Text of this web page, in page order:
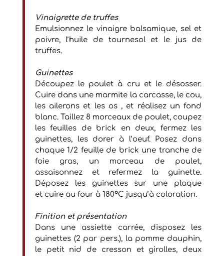
Vinaigrette de truffes
Emulsionnez le vinaigre balsamique, sel et
poivre, l’huile de tournesol et le jus de
truffes.
Guinettes
Découpez le poulet à cru et le désosser.
Cuire dans une marmite la carcasse, le cou,
les ailerons et les os , et réalisez un fond
blanc. Taillez 8 morceaux de poulet, coupez
les feuilles de brick en deux, fermez les
guinettes, les dorer à l’oeuf. Posez dans
chaque 1/2 feuille de brick une tranche de
foie gras, un morceau de poulet,
assaisonnez et refermez la guinette.
Déposez les guinettes sur une plaque
et cuire au four à 180°C jusqu’à coloration.
Finition et présentation
Dans une assiette carrée, disposez les
guinettes (2 par pers.), la pomme dauphin,
le petit nid de cresson et girolles, deux